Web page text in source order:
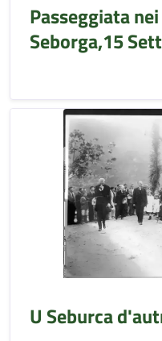
Passeggiata
Seborga,15
U Seburca